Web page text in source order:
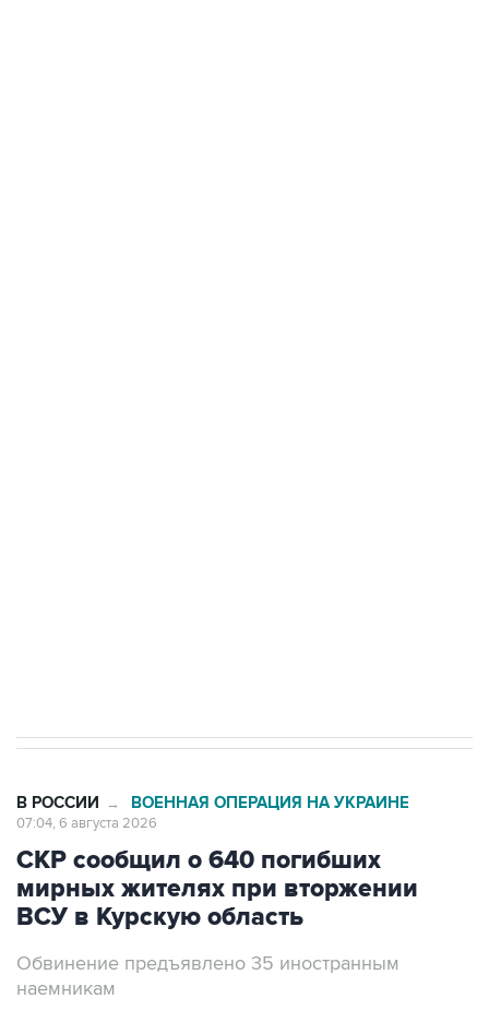
В РОССИИ → ВОЕННАЯ ОПЕРАЦИЯ НА УКРАИНЕ
07:04, 6 августа 2026
СКР сообщил о 640 погибших
мирных жителях при вторжении
ВСУ в Курскую область
Обвинение предъявлено 35 иностранным
наемникам